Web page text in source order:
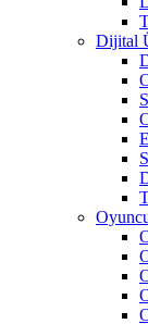
Dijital